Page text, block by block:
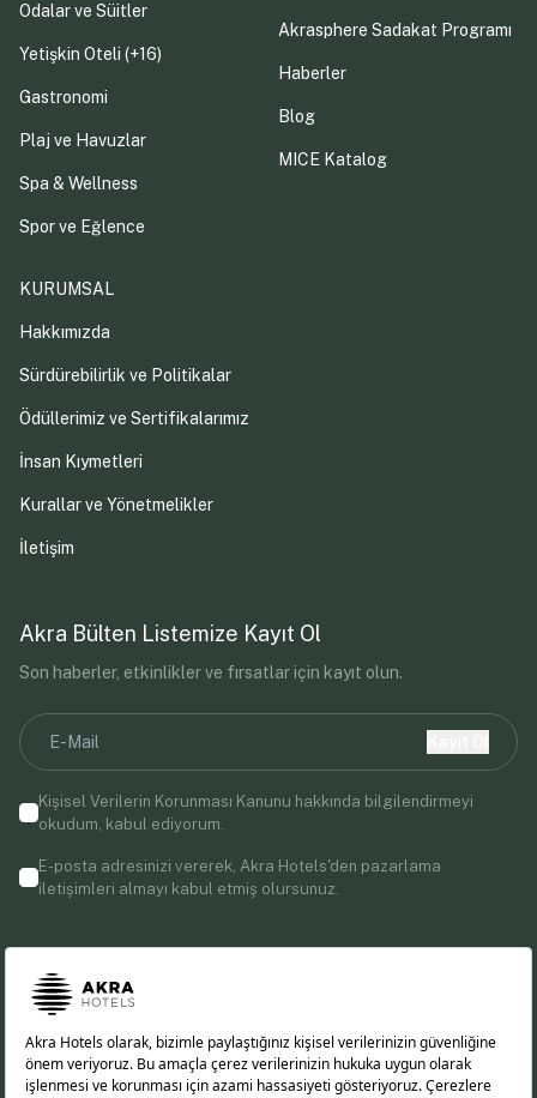
Odalar ve Süitler
Yetişkin Oteli (+16)
Gastronomi
Plaj ve Havuzlar
Spa & Wellness
Spor ve Eğlence
Akrasphere Sadakat Programı
Haberler
Blog
MICE Katalog
KURUMSAL
Hakkımızda
Sürdürebilirlik ve Politikalar
Ödüllerimiz ve Sertifikalarımız
İnsan Kıymetleri
Kurallar ve Yönetmelikler
İletişim
Akra Bülten Listemize Kayıt Ol
Son haberler, etkinlikler ve fırsatlar için kayıt olun.
Kişisel Verilerin Korunması Kanunu hakkında bilgilendirmeyi
okudum, kabul ediyorum.
E-posta adresinizi vererek, Akra Hotels'den pazarlama
iletişimleri almayı kabul etmiş olursunuz.
EN
DE